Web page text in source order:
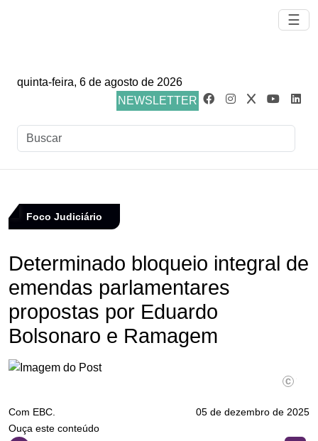
☰
quinta-feira, 6 de agosto de 2026
NEWSLETTER
Foco Judiciário
Determinado bloqueio integral de
emendas parlamentares
propostas por Eduardo
Bolsonaro e Ramagem
©Fábio
Com EBC.
05 de dezembro de 2025
Ouça este conteúdo